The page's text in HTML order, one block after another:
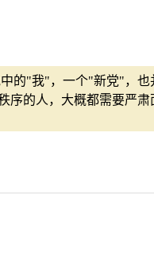
的"我"，一个"新党"，也
的人，大概都需要严肃